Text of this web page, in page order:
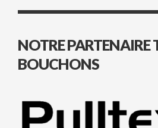
NOTRE PARTENAIRE
BOUCHONS